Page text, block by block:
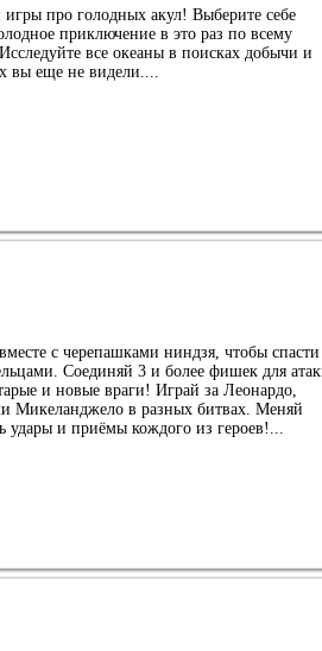
игры про голодных акул! Выберите себе
приключение в это раз по всему
все океаны в поисках добычи и
вы еще не видели....
с черепашками ниндзя, чтобы спасти
Соединяй 3 и более фишек для
и новые враги! Играй за Леонардо,
Микеланджело в разных битвах. Меняй
удары и приёмы кождого из героев!...